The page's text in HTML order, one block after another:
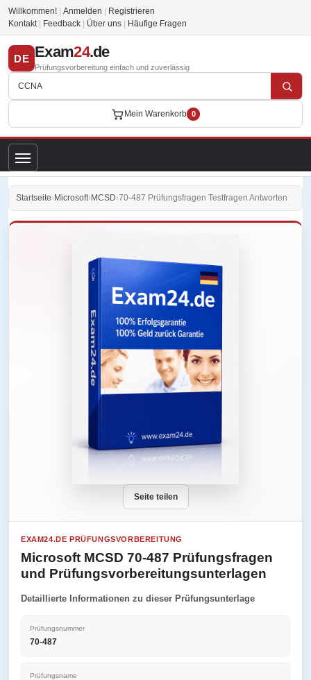
Willkommen! Anmelden
Registrieren
Kontakt
Feedback Über uns Häufige Fragen
DE Exam24.de
Prüfungsvorbereitung einfach und zuverlässig
Mein Warenkorb 0
Startseite›Microsoft›MCSD›70-487 Prüfungsfragen Testfragen Antworten
Seite teilen
EXAM24.DE PRÜFUNGSVORBEREITUNG
Microsoft MCSD 70-487 Prüfungsfragen
und Prüfungsvorbereitungsunterlagen
Detaillierte Informationen zu dieser Prüfungsunterlage
Prüfungsnummer
70-487
Prüfungsname